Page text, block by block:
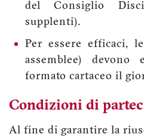
del Consiglio
supplenti).
Per essere efficaci,
assemblee) devono
formato cartaceo il
Condizioni di
Al fine di garantire la